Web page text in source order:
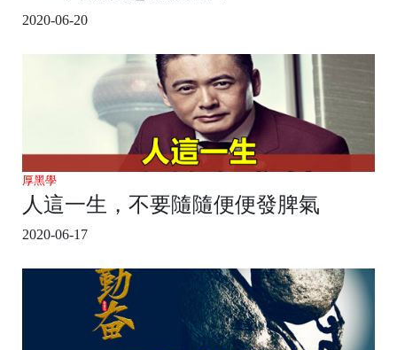
2020-06-20
厚黑學
人這一生，不要隨隨便便發脾氣
2020-06-17